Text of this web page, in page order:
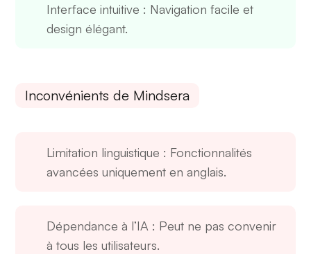
Interface intuitive : Navigation facile et
design élégant.
Inconvénients de Mindsera
Limitation linguistique : Fonctionnalités
avancées uniquement en anglais.
Dépendance à l’IA : Peut ne pas convenir
à tous les utilisateurs.